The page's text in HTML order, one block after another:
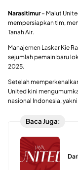
Narasitimur– Malut
mempersiapkan tim,
Tanah Air.
Manajemen Laskar Kie
sejumlah pemain baru
2025.
Setelah
United kini
nasional Indonesia,
Baca Juga: